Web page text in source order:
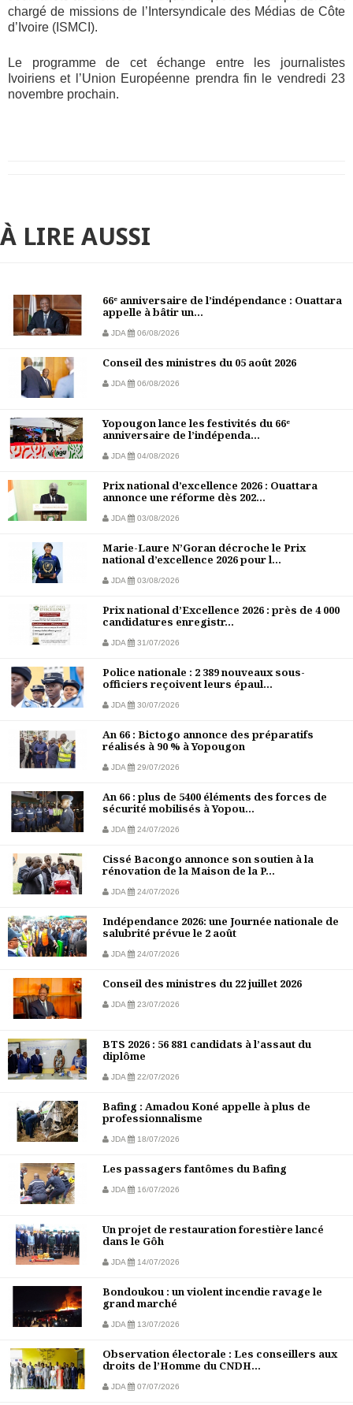
chargé de missions de l’Intersyndicale des Médias de Côte
d’Ivoire (ISMCI).
Le programme de cet échange entre les journalistes
Ivoiriens et l’Union Européenne prendra fin le vendredi 23
novembre prochain.
À LIRE AUSSI
66ᵉ anniversaire de l’indépendance : Ouattara
appelle à bâtir un...
JDA 06/08/2026
Conseil des ministres du 05 août 2026
JDA 06/08/2026
Yopougon lance les festivités du 66ᵉ
anniversaire de l’indépenda...
JDA 04/08/2026
Prix national d’excellence 2026 : Ouattara
annonce une réforme dès 202...
JDA 03/08/2026
Marie-Laure N’Goran décroche le Prix
national d’excellence 2026 pour l...
JDA 03/08/2026
Prix national d’Excellence 2026 : près de 4 000
candidatures enregistr...
JDA 31/07/2026
Police nationale : 2 389 nouveaux sous-
officiers reçoivent leurs épaul...
JDA 30/07/2026
An 66 : Bictogo annonce des préparatifs
réalisés à 90 % à Yopougon
JDA 29/07/2026
An 66 : plus de 5400 éléments des forces de
sécurité mobilisés à Yopou...
JDA 24/07/2026
Cissé Bacongo annonce son soutien à la
rénovation de la Maison de la P...
JDA 24/07/2026
Indépendance 2026: une Journée nationale de
salubrité prévue le 2 août
JDA 24/07/2026
Conseil des ministres du 22 juillet 2026
JDA 23/07/2026
BTS 2026 : 56 881 candidats à l’assaut du
diplôme
JDA 22/07/2026
Bafing : Amadou Koné appelle à plus de
professionnalisme
JDA 18/07/2026
Les passagers fantômes du Bafing
JDA 16/07/2026
Un projet de restauration forestière lancé
dans le Gôh
JDA 14/07/2026
Bondoukou : un violent incendie ravage le
grand marché
JDA 13/07/2026
Observation électorale : Les conseillers aux
droits de l’Homme du CNDH...
JDA 07/07/2026